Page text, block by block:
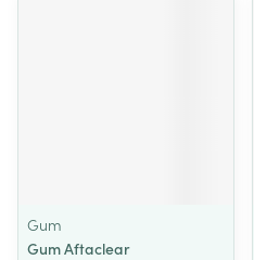
Gum
Gum Aftaclear